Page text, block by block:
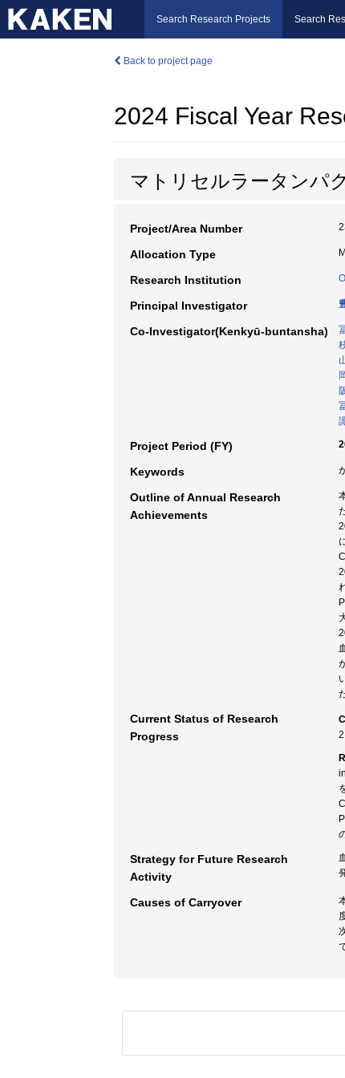
Search Research Projects Search
Back to project page
2024 Fiscal Year
マトリセルラータンパ
Project/Area Number
Allocation Type
Research Institution
Principal Investigator
Co-Investigator(Kenkyū-buntansha)
Project Period (FY)
Keywords
Outline of Annual Research
Achievements
Current Status of Research
Progress
Strategy for Future Research
Activity
Causes of Carryover